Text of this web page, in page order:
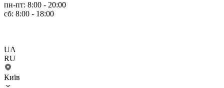
пн-пт: 8:00 - 20:00
сб: 8:00 - 18:00
UA
RU
Київ